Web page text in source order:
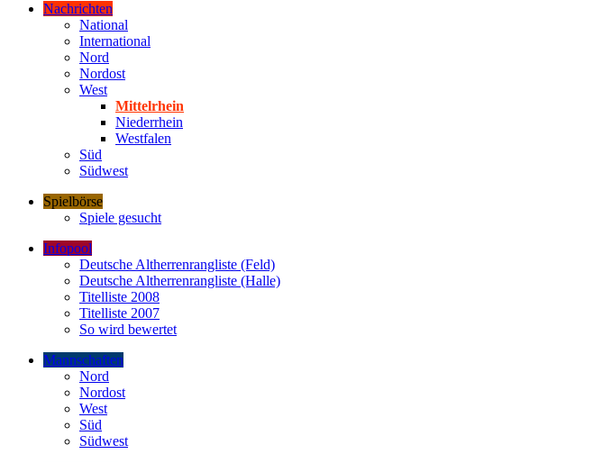
Nachrichten
National
International
Nord
Nordost
West
Mittelrhein
Niederrhein
Westfalen
Süd
Südwest
Spielbörse
Spiele gesucht
Infopool
Deutsche Altherrenrangliste (Feld)
Deutsche Altherrenrangliste (Halle)
Titelliste 2008
Titelliste 2007
So wird bewertet
Mannschaften
Nord
Nordost
West
Süd
Südwest